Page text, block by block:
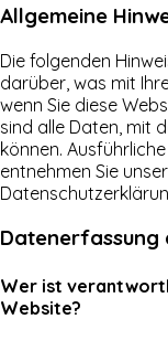
Allgemeine
Die folgenden
darüber, was mit
wenn Sie diese
sind alle Daten, mit
können.
entnehmen Sie
Datenerfassung
Wer ist
Website?